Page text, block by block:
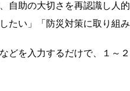
自助の大切さを再認識し人
い」「防災対策に取り組
を入力するだけで、１～